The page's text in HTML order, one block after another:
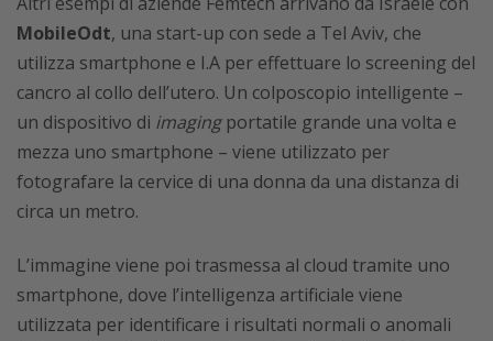
MobileOdt, una start-up con sede a Tel Aviv, che
utilizza smartphone e I.A per effettuare lo screening del
cancro al collo dell’utero. Un colposcopio intelligente –
un dispositivo di imagingportatile grande una volta e
mezza uno smartphone – viene utilizzato per
fotografare la cervice di una donna da una distanza di
circa un metro.
L’immagine viene poi trasmessa al cloud tramite uno
smartphone, dove l’intelligenza artificiale viene
utilizzata per identificare i risultati normali o anomali